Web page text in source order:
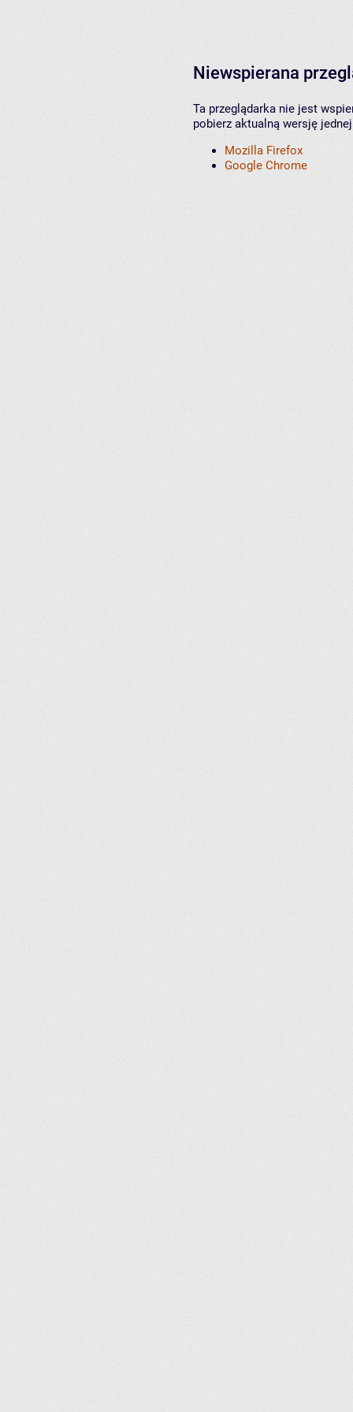
Niewspierana
Ta przeglądarka nie jest
pobierz aktualną wersję
Mozilla Firefox
Google Chrome